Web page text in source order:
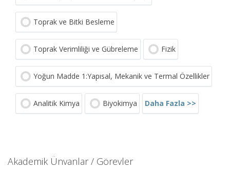
Toprak ve Bitki Besleme
Toprak Verimliliği ve Gübreleme Fizik
Yoğun Madde 1:Yapısal, Mekanik ve Termal Özellikler
Analitik Kimya Biyokimya Daha Fazla >>
Akademik Ünvanlar / Görevler